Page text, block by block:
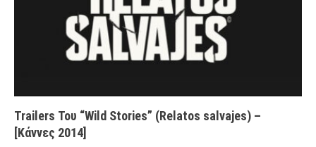
Trailers Του “Wild Stories” (Relatos salvajes) –
[Κάννες 2014]